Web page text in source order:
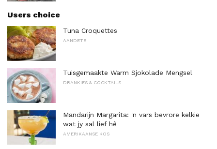
Users choice
Tuna Croquettes
AANDETE
Tuisgemaakte Warm Sjokolade Mengsel
DRANKIES & COCKTAILS
Mandarijn Margarita: 'n vars bevrore kelkie
wat jy sal lief hê
AMERIKAANSE KOS